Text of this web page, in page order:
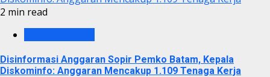
2 min read
Disinformasi Anggaran Sopir Pemko Batam, Kepala
Diskominfo: Anggaran Mencakup 1.109 Tenaga Kerja